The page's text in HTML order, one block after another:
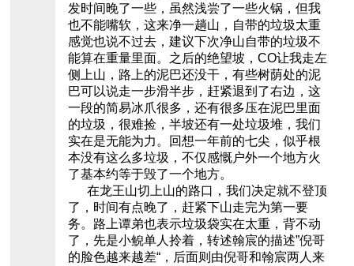
发时间晚了一些，虽然浅尝了一些火锅，但我
也不能嘴软，这来净一趟山，自带的垃圾太重
感觉也说不过去，建议下次净山自带的垃圾不
能算在重量里面。之后的绝望坡，CO让我走左
侧上山，路上的泥巴还没干，有些树荫处的泥
巴可以说走一步滑半步，赶紧退到了右边，这
一段的简易冰爪很多，还有很多压在泥巴里面
的垃圾，很难捡，半坡还有一处垃圾堆，我们
实在是无能为力。回想一年前的七尖，似乎根
本没有这么多垃圾，不仅感慨户外一个地方火
了基本约等于毁了一个地方。
在龙王山切上山的路口，我们决定就不登顶
了，时间有点晚了，赶紧下山走完为第一要
务。路上谭弟也表示垃圾袋实在太重，背不动
了，先是小鲵单人拎着，转述翰宸的描述”倪哥
的脸色越来越差“，后面则由倪哥和翰宸两人来